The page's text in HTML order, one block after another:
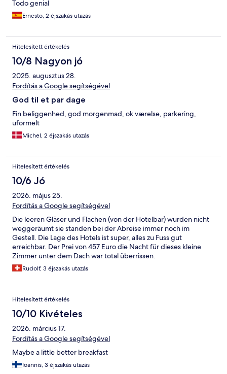
Todo genial
Ernesto, 2 éjszakás utazás
Hitelesített értékelés
10/8 Nagyon jó
2025. augusztus 28.
Fordítás a Google segítségével
God til et par dage
Fin beliggenhed, god morgenmad, ok værelse, parkering,
uformelt
Michel, 2 éjszakás utazás
Hitelesített értékelés
10/6 Jó
2026. május 25.
Fordítás a Google segítségével
Die leeren Gläser und Flachen (von der Hotelbar) wurden nicht
weggeräumt sie standen bei der Abreise immer noch im
Gestell. Die Lage des Hotels ist super, alles zu Fuss gut
erreichbar. Der Prei von 457 Euro die Nacht für dieses kleine
Zimmer unter dem Dach war total überrissen.
Rudolf, 3 éjszakás utazás
Hitelesített értékelés
10/10 Kivételes
2026. március 17.
Fordítás a Google segítségével
Maybe a little better breakfast
Ioannis, 3 éjszakás utazás